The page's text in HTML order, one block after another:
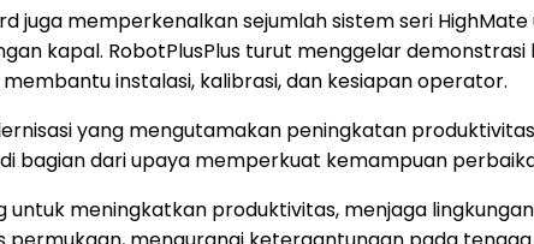
juga memperkenalkan sejumlah sistem seri
kapal. RobotPlusPlus turut menggelar
instalasi, kalibrasi, dan kesiapan operator.
yang mengutamakan peningkatan
bagian dari upaya memperkuat kemampuan
meningkatkan produktivitas, menjaga